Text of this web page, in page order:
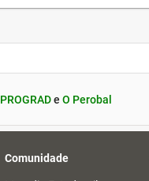
PROGRADe O Perobal
Comunidade